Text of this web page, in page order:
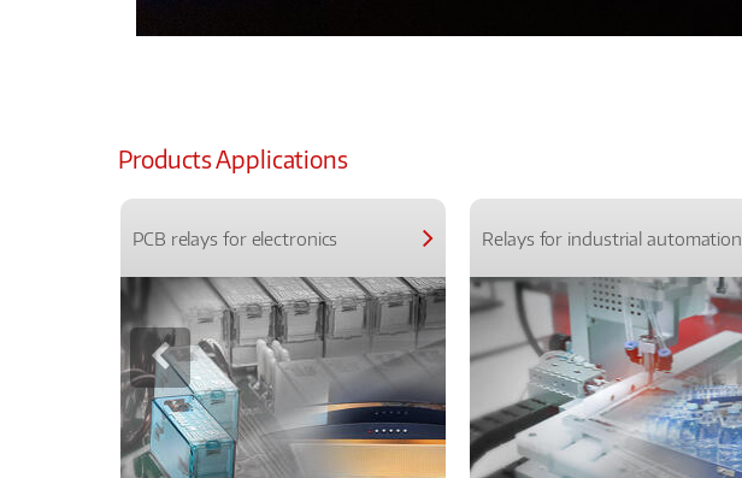
Products Applications
PCB relays for electronics Relays for industrial automation